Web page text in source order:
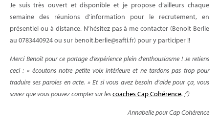
Je suis très ouvert et disponible et je propose d’ailleurs chaque
semaine des réunions d'information pour le recrutement, en
présentiel ou à distance. N’hésitez pas à me contacter (Benoit Berlie
au 0783440924 ou sur benoit.berlie@safti.fr) pour y participer !!
Merci Benoît pour ce partage d’expérience plein d’enthousiasme ! Je retiens
ceci : « écoutons notre petite voix intérieure et ne tardons pas trop pour
traduire ses paroles en acte. » Et si vous avez besoin d’aide pour ça, vous
savez que vous pouvez compter sur lescoaches Cap Cohérence. ;°)
Annabelle pour Cap Cohérence